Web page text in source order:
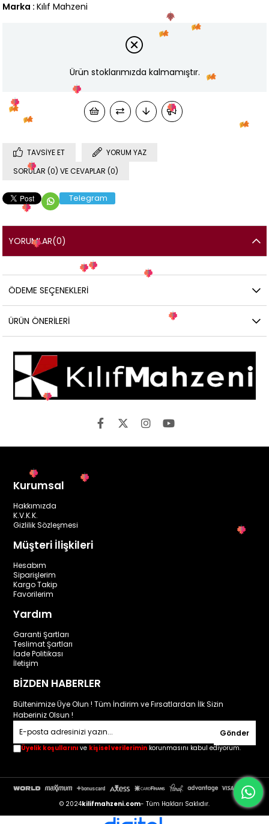
Marka : Kılıf Mahzeni
Ürün stoklarımızda kalmamıştır.
TAVSIYE ET
YORUM YAZ
SORULAR (0) VE CEVAPLAR (0)
Telegram
YORUMLAR(0)
ÖDEME SEÇENEKLERI
ÜRÜN ÖNERILERI
Kurumsal
Hakkımızda
K.V.K.K.
Gizlilik Sözleşmesi
Müşteri İlişkileri
Hesabım
Siparişlerim
Kargo Takip
Favorilerim
Yardım
Garanti Şartları
Teslimat Şartları
İade Politikası
İletişim
BİZDEN HABERLER
Bültenimize Üye Olun ! Tüm İndirim ve Fırsatlardan İlk Sizin
Haberiniz Olsun !
Gönder
Üyelik koşullarını ve kişisel verilerimin korunmasını kabul ediyorum.
© 2024kilifmahzeni.com- Tüm Hakları Saklıdır.